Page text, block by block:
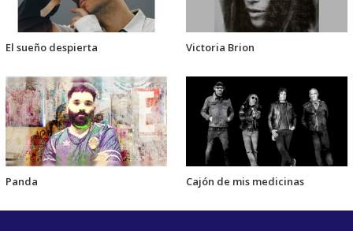
El sueño despierta Victoria Brion
Panda Cajón de mis medicinas